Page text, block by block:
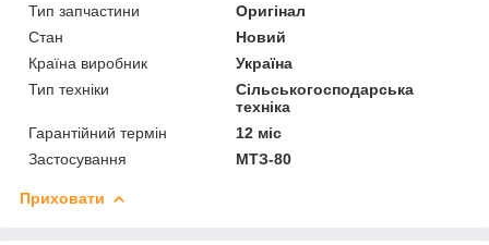
Тип запчастини
Оригінал
Стан
Новий
Країна виробник
Україна
Тип техніки
Сільськогосподарська
техніка
Гарантійний термін
12 міс
Застосування
МТЗ-80
Приховати